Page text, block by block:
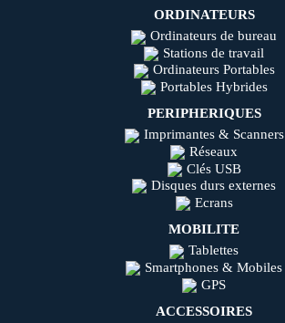
ORDINATEURS
Ordinateurs de bureau
Stations de travail
Ordinateurs Portables
Portables Hybrides
PERIPHERIQUES
Imprimantes & Scanners
Réseaux
Clés USB
Disques durs externes
Ecrans
MOBILITE
Tablettes
Smartphones & Mobiles
GPS
ACCESSOIRES